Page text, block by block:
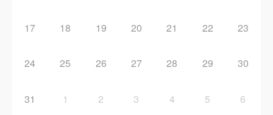
17 18 19 20 21 22 23
24 25 26 27 28 29 30
31 1 2 3 4 5 6